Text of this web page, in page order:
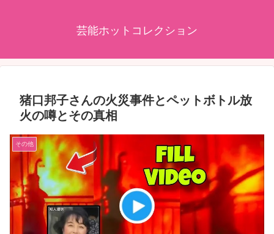
芸能ホットコレクション
猪口邦子さんの火災事件とペットボトル放
火の噂とその真相
その他